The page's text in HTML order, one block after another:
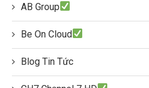
AB Group
Be On Cloud
Blog Tin Tức